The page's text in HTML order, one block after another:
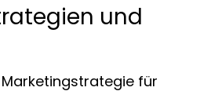
und
für